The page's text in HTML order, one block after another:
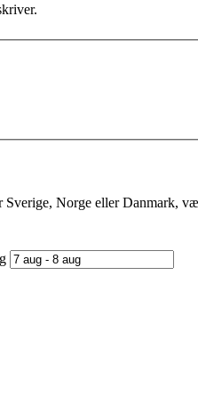
Sverige, Norge eller Danmark,